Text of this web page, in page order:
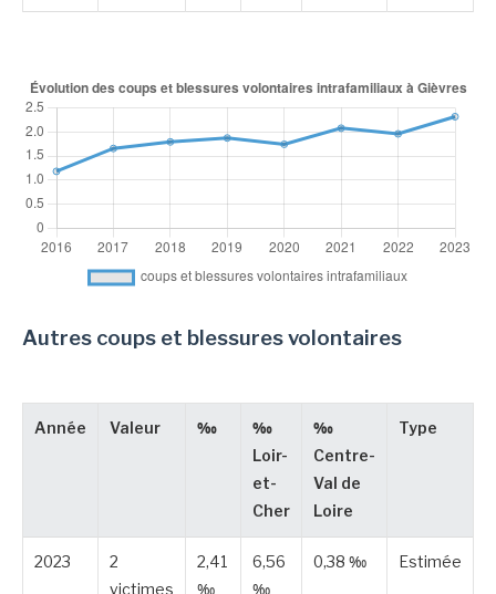
Autres coups et blessures volontaires
Année Valeur ‰
‰
Loir-
et-
Cher
‰
Centre-
Val de
Loire
Type
2023
2
victimes
2,41
‰
6,56
‰
0,38 ‰ Estimée